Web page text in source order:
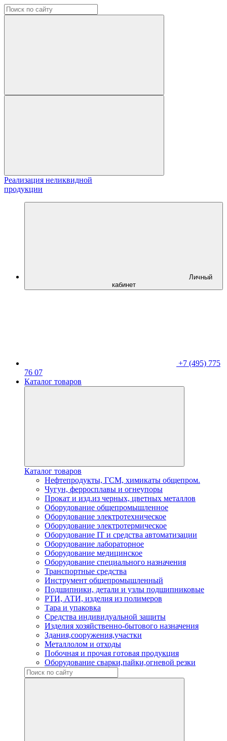
Реализация неликвидной
продукции
Личный
кабинет
+7 (495) 775
76 07
Каталог товаров
Каталог товаров
Нефтепродукты, ГСМ, химикаты общепром.
Чугун, ферросплавы и огнеупоры
Прокат и изд.из черных, цветных металлов
Оборудование общепромышленное
Оборудование электротехническое
Оборудование электротермическое
Оборудование IT и средства автоматизации
Оборудование лабораторное
Оборудование медицинское
Оборудование специального назначения
Транспортные средства
Инструмент общепромышленный
Подшипники, детали и узлы подшипниковые
РТИ, АТИ, изделия из полимеров
Тара и упаковка
Средства индивидуальной защиты
Изделия хозяйственно-бытового назначения
Здания,сооружения,участки
Металлолом и отходы
Побочная и прочая готовая продукция
Оборудование сварки,пайки,огневой резки